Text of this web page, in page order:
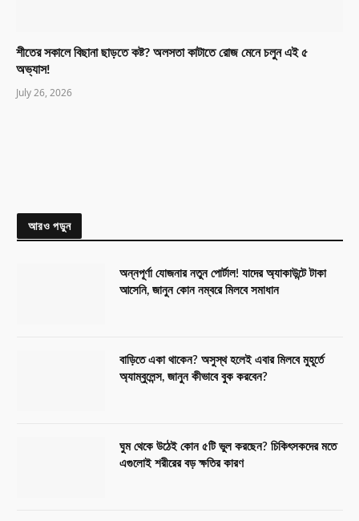
শীতের সকালে বিছানা ছাড়তে কষ্ট? অলসতা কাটাতে রোজ মেনে চলুন এই ৫
অভ্যাস!
July 26, 2026
আরও পড়ুন
অন্নপূর্ণা যোজনার নতুন পোর্টাল! যাদের অ্যাকাউন্টে টাকা
আসেনি, জানুন কোন নম্বরে মিলবে সমাধান
বাড়িতে একা থাকেন? অসুস্থ হলেই এবার মিলবে মুহূর্তে
অ্যাম্বুলেন্স, জানুন কীভাবে বুক করবেন?
ঘুম থেকে উঠেই কোন ৫টি ভুল করছেন? চিকিৎসকদের মতে
এগুলোই শরীরের বড় ক্ষতির কারণ